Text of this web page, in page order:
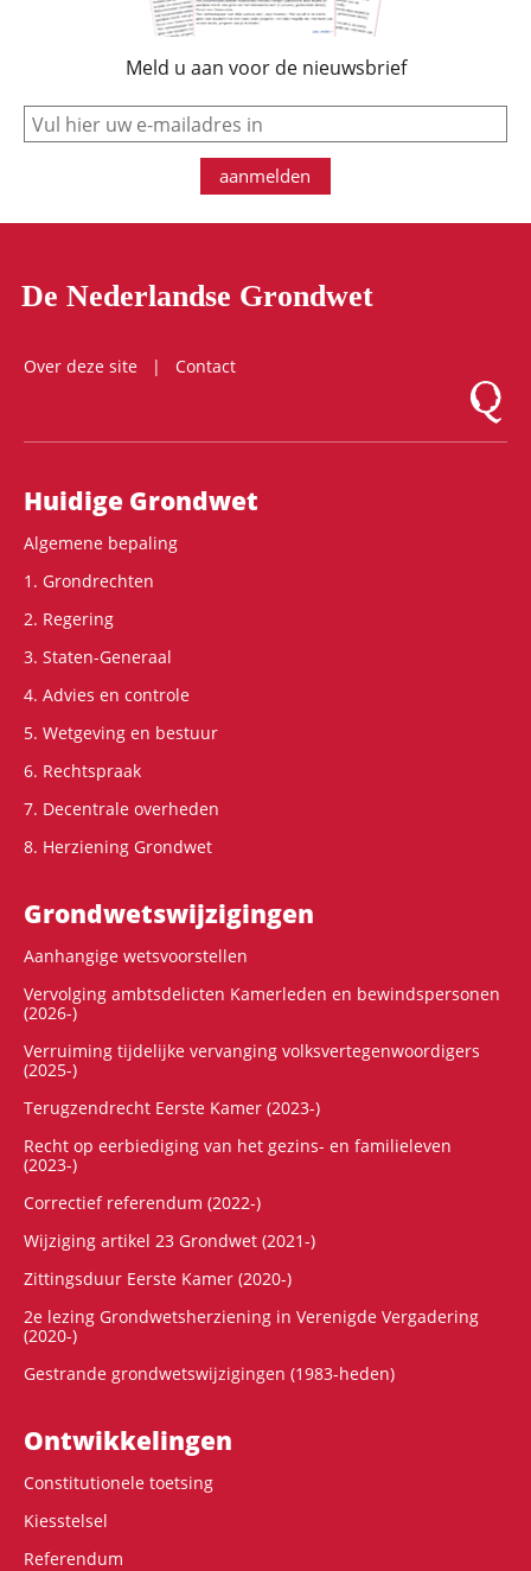
Meld u aan voor de nieuwsbrief
e-mail
aanmelden
De Nederlandse Grondwet
Over deze site
Contact
Logo
Hoofdnavigatie
Huidige Grondwet
Algemene bepaling
1. Grondrechten
2. Regering
3. Staten-Generaal
4. Advies en controle
5. Wetgeving en bestuur
6. Rechtspraak
7. Decentrale overheden
8. Herziening Grondwet
Grondwets­wijzigingen
Aanhangige wetsvoorstellen
Vervolging ambtsdelicten Kamerleden en bewindspersonen
(2026-)
Verruiming tijdelijke vervanging volksvertegenwoordigers
(2025-)
Terugzendrecht Eerste Kamer (2023-)
Recht op eerbiediging van het gezins- en familieleven
(2023-)
Correctief referendum (2022-)
Wijziging artikel 23 Grondwet (2021-)
Zittingsduur Eerste Kamer (2020-)
2e lezing Grondwetsherziening in Verenigde Vergadering
(2020-)
Gestrande grondwetswijzigingen (1983-heden)
Ontwikke­lingen
Constitutionele toetsing
Kiesstelsel
Referendum